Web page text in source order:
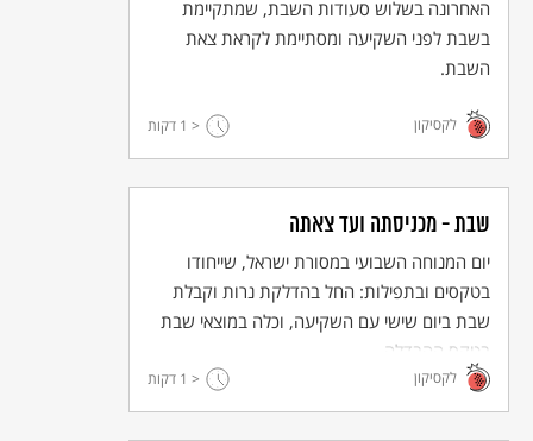
האחרונה בשלוש סעודות השבת, שמתקיימת
בשבת לפני השקיעה ומסתיימת לקראת צאת
השבת.
לקסיקון < 1 דקות
שבת - מכניסתה ועד צאתה
יום המנוחה השבועי במסורת ישראל, שייחודו
בטקסים ובתפילות: החל בהדלקת נרות וקבלת
שבת ביום שישי עם השקיעה, וכלה במוצאי שבת
בטקס ההבדלה.
לקסיקון < 1 דקות